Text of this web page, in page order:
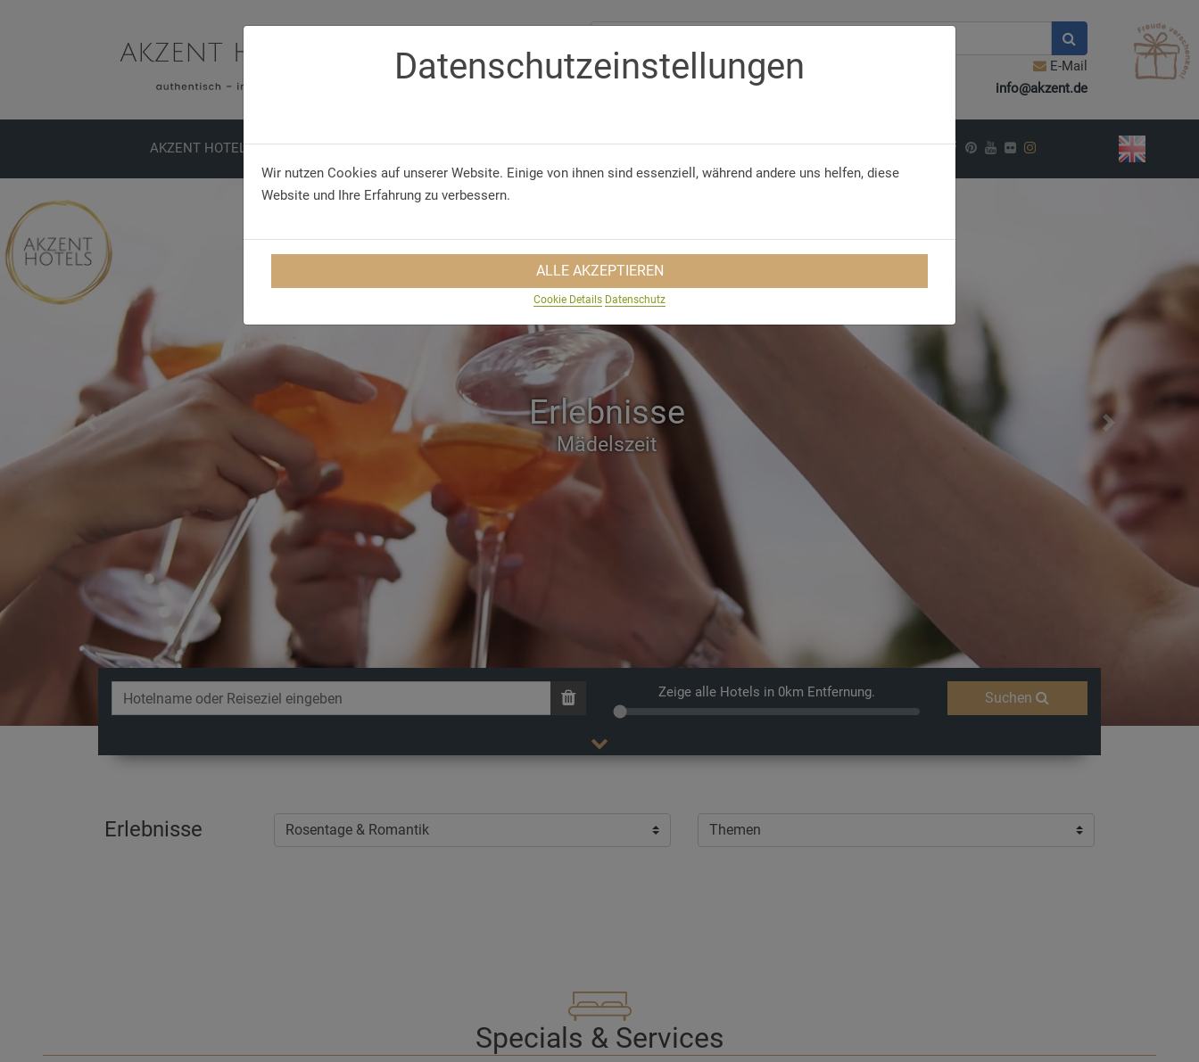
Telefon/WhatsApp
E-Mail
info@akzent.de
AKZENT HOTELS ERLEBNISSE TAGUNGEN GRUPPENREISEN NACHHALTIGKEIT REISEINSPIRATION
Erlebnisse
Mädelszeit
Previous
Zeige alle Hotels in 0km Entfernung. Suchen
Erlebnisse
Specials & Services
Datenschutzeinstellungen
Wir nutzen Cookies auf unserer Website. Einige von ihnen sind essenziell, während andere uns helfen, diese
Website und Ihre Erfahrung zu verbessern.
ALLE AKZEPTIEREN
Cookie Details Datenschutz